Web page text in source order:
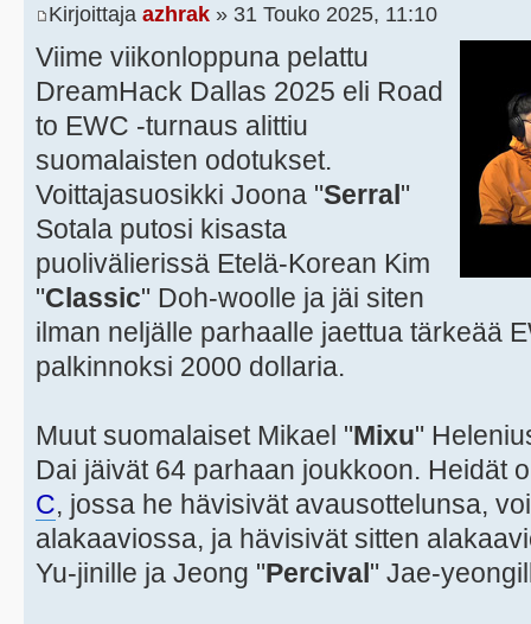
Kirjoittaja azhrak » 31 Touko 2025, 11:10
Viime viikonloppuna pelattu
DreamHack Dallas 2025 eli Road
to EWC -turnaus alittiu
suomalaisten odotukset.
Voittajasuosikki Joona "Serral"
Sotala putosi kisasta
puolivälierissä Etelä-Korean Kim
"Classic" Doh-woolle ja jäi siten
ilman neljälle parhaalle jaettua tärkeää
palkinnoksi 2000 dollaria.
Muut suomalaiset Mikael "Mixu"
Dai jäivät 64 parhaan joukkoon. Heidät
C, jossa he hävisivät avausottelunsa,
alakaaviossa, ja hävisivät sitten
Yu-jinille ja Jeong "Percival" Jae-